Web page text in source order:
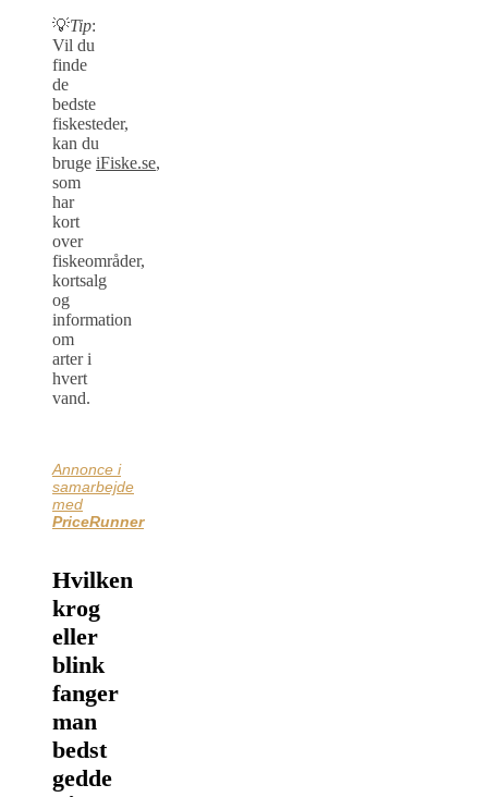
💡Tip:
Vil du
finde
de
bedste
fiskesteder,
kan du
bruge iFiske.se,
som
har
kort
over
fiskeområder,
kortsalg
og
information
om
arter i
hvert
vand.
Annonce i
samarbejde
med
PriceRunner
Hvilken
krog
eller
blink
fanger
man
bedst
gedde